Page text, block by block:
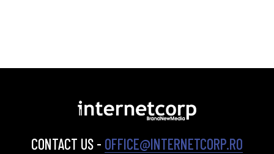
CONTACT US - OFFICE@INTERNETCORP.RO